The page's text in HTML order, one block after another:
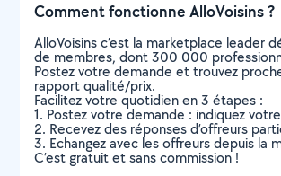
Comment fonctionne AlloVoisins ?
AlloVoisins c’est la marketplace leader
de membres, dont 300 000
Postez votre demande et trouvez
rapport qualité/prix.
Facilitez votre quotidien en 3 étapes :
1. Postez votre demande : indiquez
2. Recevez des réponses d’offreurs
3. Echangez avec les offreurs depuis la
C’est gratuit et sans commission !